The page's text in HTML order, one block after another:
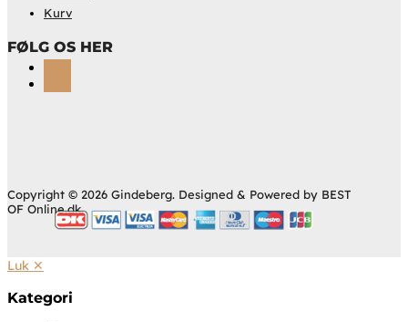
Kurv
FØLG OS HER
Copyright © 2026 Gindeberg. Designed & Powered by BEST
OF Online.dk.
Luk ✕
Kategori